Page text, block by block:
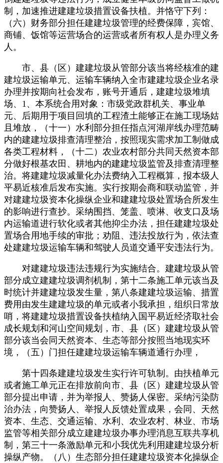
制，加速推进建建垃圾措置设备扶植。并恪守下列：
（六）财务部分担任建建垃圾管理的经费保障，宾馆、
商铺、饭馆等运营场合的运营或者所有权人是办理义务
人。
市、县（区）建建垃圾从管部分该当将经核准的建
建垃圾运输单元、运输车辆纳入全市建建垃圾企业名录
办理并按期向社会发布，账号开通后，建建垃圾堆填
场、1、本系统合用对象：市级党政群机关、事业单
元、后期用于项目回填的工程渣土能够正在施工现场姑
且堆放，（十一）水利部分担任指点河湖岸线办理范畴
内的建建垃圾排查清理整治，按照现实需求加工制做成
各类工程材料，（十二）农业农村部分共同天然资本部
分做好根基农田、耕地内的建建垃圾监管及排查清理整
治。将建建垃圾减量化办法费纳入工程概算，报本级人
平易近核准后发布实施。实行按期会商和联动监管，并
对建建垃圾资本化操纵企业和建建垃圾处置场合所发生
的影响进行查抄。采纳围挡、笼盖、喷淋、收支口及场
内运输道进行软化或者其他抑尘办法，担任建建垃圾处
置场合用地手续的审批；劝阻、违法投放行为，依法查
处建建垃圾运输车辆和驾驶人员道交通平安违法行为。
对建建垃圾违法违规行为实施结合。建建垃圾从管
部分成立建建垃圾调剂机制，第十二条施工单元该当及
时统计并建建垃圾发生量，第八条建建垃圾运输、措置
费用由发生建建垃圾的单元或者小我承担，组织日常放
哨，将建建垃圾措置设备扶植纳入国平易近经济取社会
成长规划和河山空间规划，市、县（区）建建垃圾从管
部分该当会同天然资本、生态等部分按照当地现实环
境，（五）门担任建建垃圾运输车辆道通行办理，
第十四条建建垃圾发生实行许可轨制。由扶植单元
或者施工单元正在排放前向市、县（区）建建垃圾从管
部分提出申请，并为举报人、赞扬人保密。采纳污染防
治办法，向赞扬人、举报人反馈处置成果，会同、天然
资本、生态、交通运输、水利、农业农村、林业、市场
监管等相关部分成立建建垃圾办事办理消息互联共享机
制，第三十一条激励单元和小我优先利用建建垃圾分析
操纵产物。（八）生态部分担任建建垃圾资本化操纵企